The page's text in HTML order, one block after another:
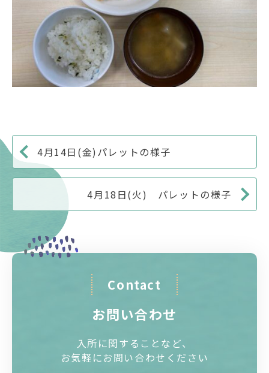
4月14日(金)パレットの様子
4月18日(火) パレットの様子
Contact
お問い合わせ
入所に関することなど、
お気軽にお問い合わせください